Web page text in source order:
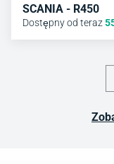
SCANIA - R450
Dostępny od teraz